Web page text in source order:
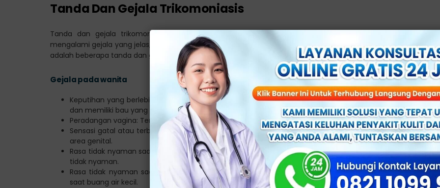
Tanda Dan Gejala Trikomoniasis
Tanda dan gejala trikomoniasis pada wanita dan pria dapat bervariasi. Beberapa orang mungkin
mengalami gejala yang jelas, sedangkan yang lain mungkin tidak menunjukkan gejala sama sekali. Berikut
adalah beberapa tanda dan gejala yang umum terkait dengan trikomoniasis:
Gejala pada wanita
Keputihan yang berlebihan: Keputihan yang dapat berwarna putih kekuningan, hijau, atau abu-abu,
dan memiliki bau yang tidak sedap.
Peradangan vagina: Terjadi pembengkakan, kemerahan, atau iritasi pada vagina.
Sensasi gatal atau terbakar: Wanita yang terinfeksi dapat merasakan gatal atau terbakar di sekitar
area genital.
Rasa tidak nyaman saat berhubungan seksual: Hubungan seksual dapat menjadi menyakitkan atau
tidak nyaman.
Rasa tidak nyaman saat buang air kecil: Beberapa wanita mungkin merasakan ketidaknyamanan
saat buang air kecil.